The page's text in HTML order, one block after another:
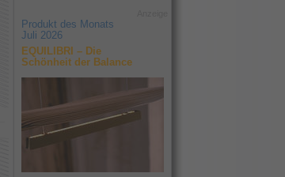
Produkt des Monats
Juli 2026
EQUILIBRI – Die
Schönheit der Balance